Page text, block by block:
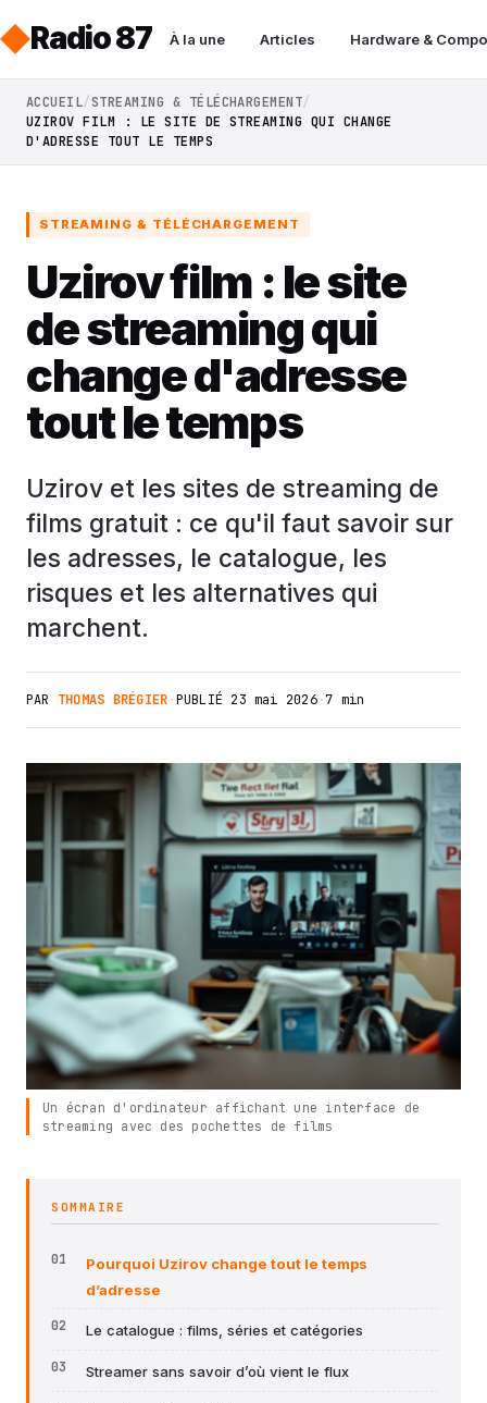
Radio 87 À la une Articles Hardware &
ACCUEIL STREAMING & TÉLÉCHARGEMENT
UZIROV FILM : LE SITE DE STREAMING QUI CHANGE
D'ADRESSE TOUT LE TEMPS
STREAMING & TÉLÉCHARGEMENT
Uzirov film : le site
de streaming qui
change d'adresse
tout le temps
Uzirov et les sites de streaming de
films gratuit : ce qu'il faut savoir sur
les adresses, le catalogue, les
risques et les alternatives qui
marchent.
PAR THOMAS BRÉGIER·PUBLIÉ 23 mai 2026·7 min
Un écran d'ordinateur affichant une interface de
streaming avec des pochettes de films
SOMMAIRE
Pourquoi Uzirov change tout le temps
d’adresse
Le catalogue : films, séries et catégories
Streamer sans savoir d’où vient le flux